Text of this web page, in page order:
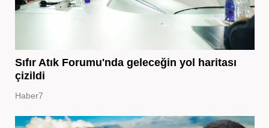
Sıfır Atık Forumu'nda geleceğin yol haritası
çizildi
Haber7